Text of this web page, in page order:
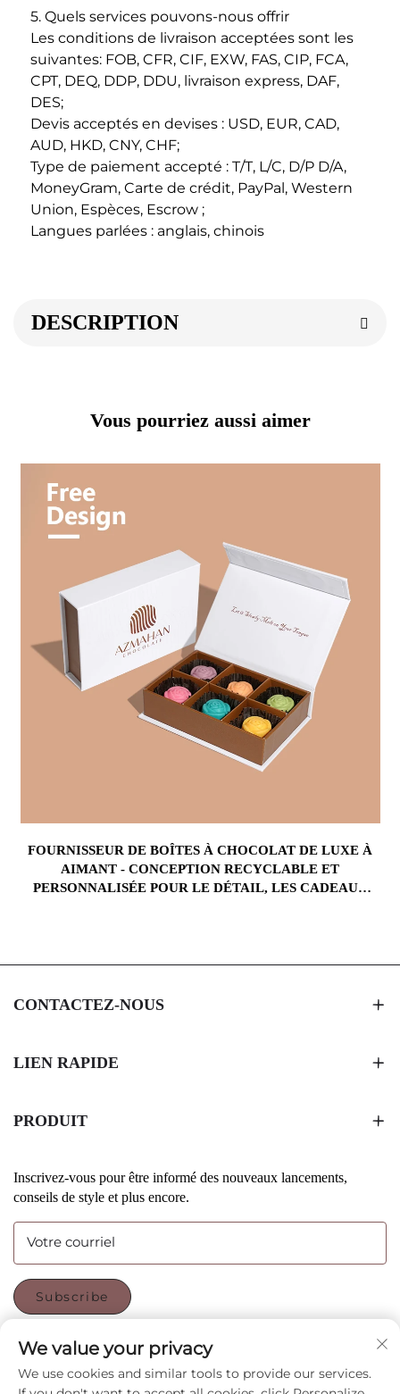
5. Quels services pouvons-nous offrir
Les conditions de livraison acceptées sont les
suivantes: FOB, CFR, CIF, EXW, FAS, CIP, FCA,
CPT, DEQ, DDP, DDU, livraison express, DAF,
DES;
Devis acceptés en devises : USD, EUR, CAD,
AUD, HKD, CNY, CHF;
Type de paiement accepté : T/T, L/C, D/P D/A,
MoneyGram, Carte de crédit, PayPal, Western
Union, Espèces, Escrow ;
Langues parlées : anglais, chinois
DESCRIPTION
Vous pourriez aussi aimer
FOURNISSEUR DE BOÎTES À CHOCOLAT DE LUXE À
AIMANT - CONCEPTION RECYCLABLE ET
PERSONNALISÉE POUR LE DÉTAIL, LES CADEAUX
CONTACTEZ-NOUS
LIEN RAPIDE
PRODUIT
Inscrivez-vous pour être informé des nouveaux lancements,
conseils de style et plus encore.
Votre courriel
Subscribe
SUIVEZ-NOUS
We value your privacy
We use cookies and similar tools to provide our services.